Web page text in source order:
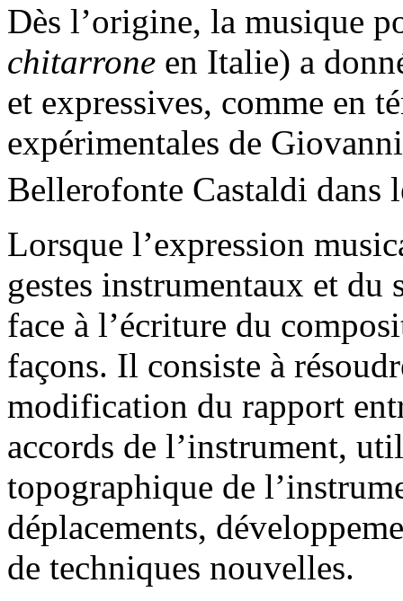
Dès l’origine, la musique
chitarrone en Italie) a
et expressives, comme en
expérimentales de
Bellerofonte Castaldi
Lorsque l’expression
gestes instrumentaux et
face à l’écriture du
façons. Il consiste à
modification du rapport
accords de l’instrument,
topographique de
déplacements,
de techniques nouvelles.